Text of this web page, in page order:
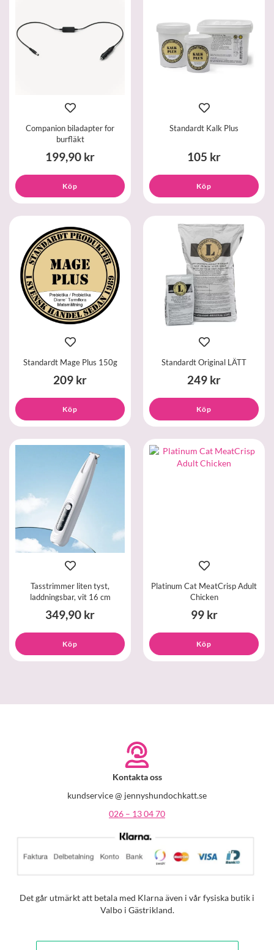
Companion biladapter for
burfläkt
199,90 kr
Köp
Standardt Kalk Plus
105 kr
Köp
Standardt Mage Plus 150g
209 kr
Köp
Standardt Original LÄTT
249 kr
Köp
Tasstrimmer liten tyst,
laddningsbar, vit 16 cm
349,90 kr
Köp
Platinum Cat MeatCrisp Adult
Chicken
99 kr
Köp
Kontakta oss
kundservice @ jennyshundochkatt.se
026 – 13 04 70
Det går utmärkt att betala med Klarna även i vår fysiska butik i
Valbo i Gästrikland.